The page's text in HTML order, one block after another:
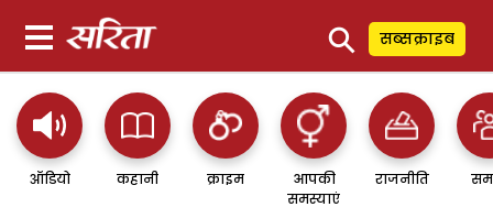
⚲ सब्सक्राइब
ऑडियो कहानी क्राइम
आपकी
समस्याएं
राजनीति